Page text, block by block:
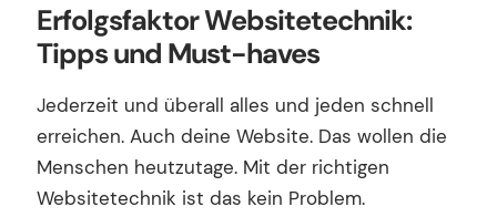
Erfolgsfaktor Websitetechnik:
Tipps und Must-haves
Jederzeit und überall alles und jeden schnell
erreichen. Auch deine Website. Das wollen die
Menschen heutzutage. Mit der richtigen
Websitetechnik ist das kein Problem.